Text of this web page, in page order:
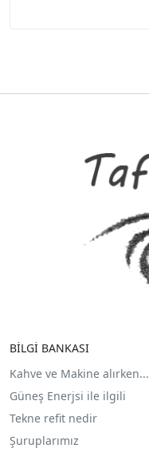
BİLGİ BANKASI
Kahve ve Makine alırken...
Güneş Enerjsi ile ilgili
Tekne refit nedir
Şuruplarımız